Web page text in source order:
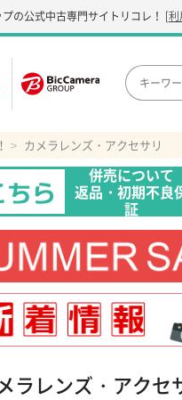
の公式中古専門サイト リコレ！ [利
カメラレンズ・アクセサリ
併売について
返品・初期不良
証
ラレンズ・アクセ